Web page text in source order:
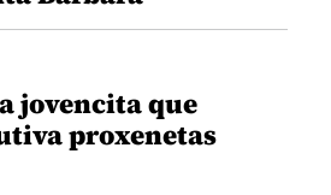
jovencita que
proxenetas